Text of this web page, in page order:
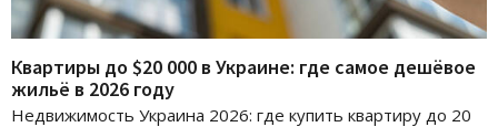
Квартиры до $20 000 в Украине: где самое дешёвое
жильё в 2026 году
Недвижимость Украина 2026: где купить квартиру до 20